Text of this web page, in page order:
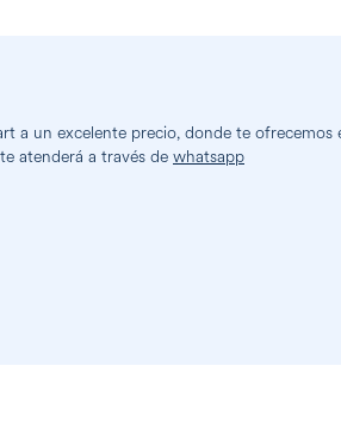
a un excelente precio, donde te
atenderá a través de whatsapp